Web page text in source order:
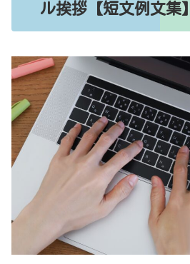
ル挨拶【短文例文集】